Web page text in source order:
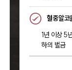
혈중알
1년 이상 5
하의 벌금